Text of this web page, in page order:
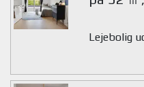
Lejebolig